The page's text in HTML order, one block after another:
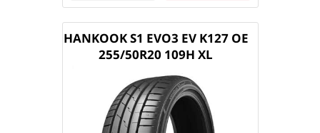
HANKOOK S1 EVO3 EV K127 OE
255/50R20 109H XL